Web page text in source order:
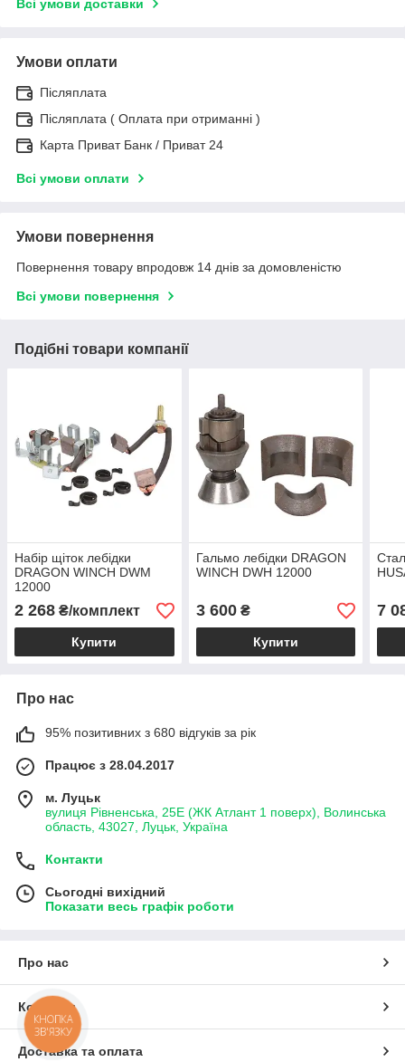
Всі умови доставки
Умови оплати
Післяплата
Післяплата ( Оплата при отриманні )
Карта Приват Банк / Приват 24
Всі умови оплати
Умови повернення
Повернення товару впродовж 14 днів за домовленістю
Всі умови повернення
Подібні товари компанії
Набір щіток лебідки
DRAGON WINCH DWM
12000
2 268 ₴/комплект
Купити
Гальмо лебідки DRAGON
WINCH DWH 12000
3 600₴
Купити
7
Про нас
95% позитивних з 680 відгуків за рік
Працює з 28.04.2017
м. Луцьк
вулиця Рівненська, 25Е (ЖК Атлант 1 поверх), Волинська
область, 43027, Луцьк, Україна
Контакти
Сьогодні вихідний
Показати весь графік роботи
Про нас
Контакти
Доставка та оплата
КНОПКА
ЗВ'ЯЗКУ